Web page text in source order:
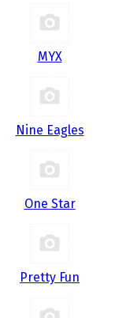
MYX
Nine Eagles
One Star
Pretty Fun